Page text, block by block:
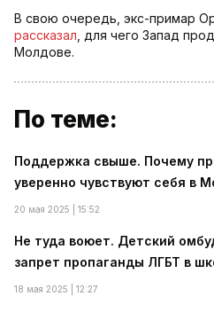
В свою очередь, экс-примар
рассказал , для чего Запад
Молдове.
По теме:
Поддержка свыше. Почему
уверенно чувствуют себя в
20 мая 2025 | 15:52
Не туда воюет. Детский
запрет пропаганды ЛГБТ в
18 мая 2025 | 12:27